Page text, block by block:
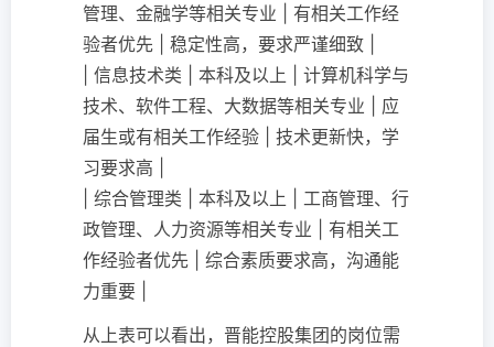
管理、金融学等相关专业 | 有相关工作经
验者优先 | 稳定性高，要求严谨细致 |
| 信息技术类 | 本科及以上 | 计算机科学与
技术、软件工程、大数据等相关专业 | 应
届生或有相关工作经验 | 技术更新快，学
习要求高 |
| 综合管理类 | 本科及以上 | 工商管理、行
政管理、人力资源等相关专业 | 有相关工
作经验者优先 | 综合素质要求高，沟通能
力重要 |
从上表可以看出，晋能控股集团的岗位需